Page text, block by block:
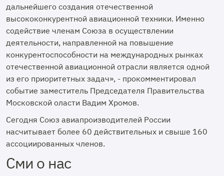
дальнейшего создания отечественной
высококонкурентной авиационной техники. Именно
содействие членам Союза в осуществлении
деятельности, направленной на повышение
конкурентоспособности на международных рынках
отечественной авиационной отрасли является одной
из его приоритетных задач», - прокомментировал
событие заместитель Председателя Правительства
Московской оласти Вадим Хромов.
Сегодня Союз авиапроизводителей России
насчитывает более 60 действительных и свыше 160
ассоциированных членов.
Сми о нас